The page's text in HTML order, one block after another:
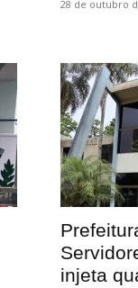
28 de outubro
injeta